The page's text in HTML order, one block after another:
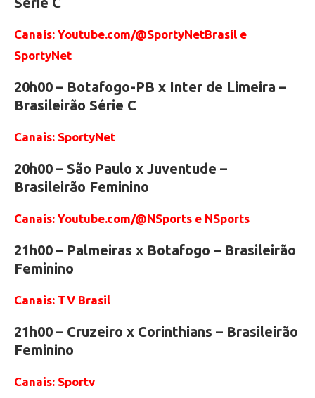
Canais: Youtube.com/@SportyNetBrasil e
SportyNet
20h00 – Botafogo-PB x Inter de Limeira –
Brasileirão Série C
Canais: SportyNet
20h00 – São Paulo x Juventude –
Brasileirão Feminino
Canais: Youtube.com/@NSports e NSports
21h00 – Palmeiras x Botafogo – Brasileirão
Feminino
Canais: TV Brasil
21h00 – Cruzeiro x Corinthians – Brasileirão
Feminino
Canais: Sportv